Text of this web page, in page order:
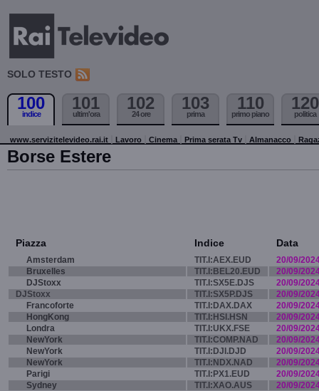
SOLO TESTO
100
indice
101
ultim'ora
102
24 ore
103
prima
110
primo piano
120
politica
www.servizitelevideo.rai.it Lavoro Cinema Prima serata Tv Almanacco
Borse Estere
Piazza Indice Data
Amsterdam TIT.I:AEX.EUD
20/09/
Bruxelles
TIT.I:BEL20.EUD
20/09/
DJStoxx
TIT.I:SX5E.DJS
20/09/
DJStoxx
TIT.I:SX5P.DJS
20/09/
Francoforte
TIT.I:DAX.DAX
20/09/
HongKong
TIT.I:HSI.HSN
20/09/
Londra
TIT.I:UKX.FSE
20/09/
NewYork
TIT.I:COMP.NAD
20/09/
NewYork
TIT.I:DJI.DJD
20/09/
NewYork
TIT.I:NDX.NAD
20/09/
Parigi
TIT.I:PX1.EUD
20/09/
Sydney
TIT.I:XAO.AUS
20/09/